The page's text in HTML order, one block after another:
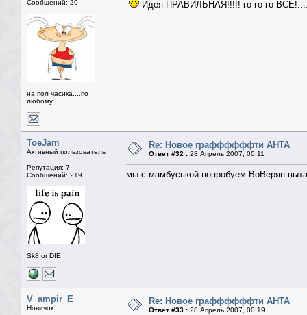
Сообщений: 29
на пол часика....по
любому..
Идея ПРАВИЛЬНАЯ!!!!! го го го
ToeJam
Активный пользователь
Репутация: 7
Сообщений: 219
Sk8 or DIE
Re: Новое граффффффти АНТА
Ответ #32 : 28 Апрель 2007, 00:11
мы с мамбуськой попробуем ВоВерян
V_ampir_E
Новичок
Re: Новое граффффффти АНТА
Ответ #33 : 28 Апрель 2007, 00:19